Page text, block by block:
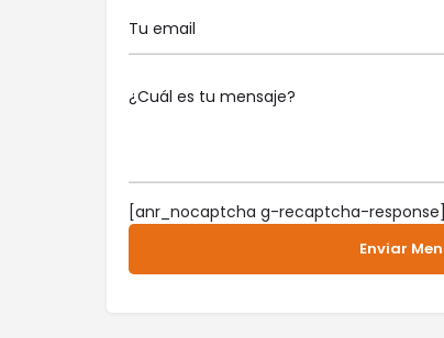
[anr_nocaptcha g-recaptcha-response]